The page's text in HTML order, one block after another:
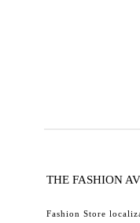
THE FASHION
Fashion Store